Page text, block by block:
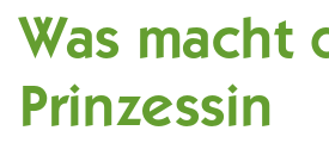
Was macht
Prinzessin